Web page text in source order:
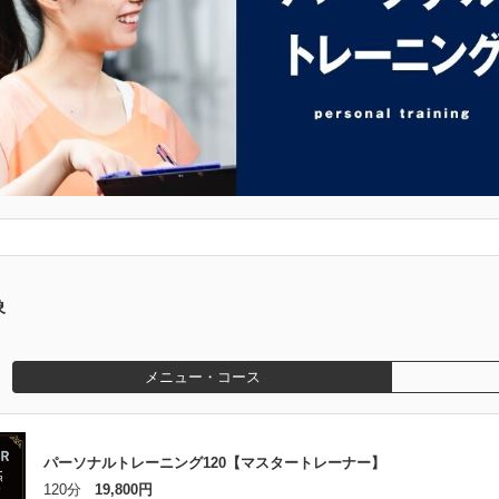
メニュー・コース
パーソナルトレーニング120【マスタートレーナー】
120分
19,800円